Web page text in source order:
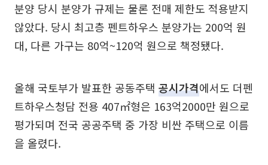
분양 당시 분양가 규제는 물론 전매 제한도 적용받지
않았다. 당시 최고층 펜트하우스 분양가는 200억 원
대, 다른 가구는 80억~120억 원으로 책정됐다.
올해 국토부가 발표한 공동주택 공시가격에서도 더펜
트하우스청담 전용 407㎡형은 163억2000만 원으로
평가되며 전국 공공주택 중 가장 비싼 주택으로 이름
을 올렸다.